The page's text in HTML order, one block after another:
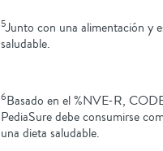
5Junto con una alimentación y
saludable.
6Basado en el %NVE-R,
PediaSure debe consumirse
una dieta saludable.